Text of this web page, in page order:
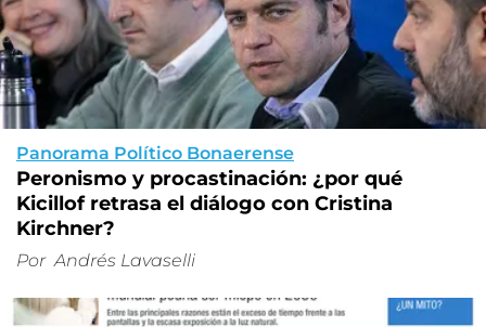
Panorama Político Bonaerense
Peronismo y procastinación: ¿por qué
Kicillof retrasa el diálogo con Cristina
Kirchner?
Por Andrés Lavaselli